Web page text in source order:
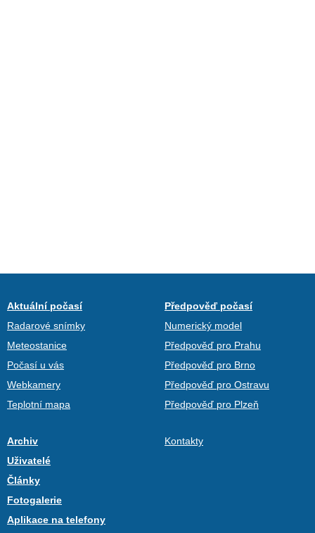
Aktuální počasí
Radarové snímky
Meteostanice
Počasí u vás
Webkamery
Teplotní mapa
Předpověď počasí
Numerický model
Předpověď pro Prahu
Předpověď pro Brno
Předpověď pro Ostravu
Předpověď pro Plzeň
Archiv
Uživatelé
Články
Fotogalerie
Aplikace na telefony
Kontakty